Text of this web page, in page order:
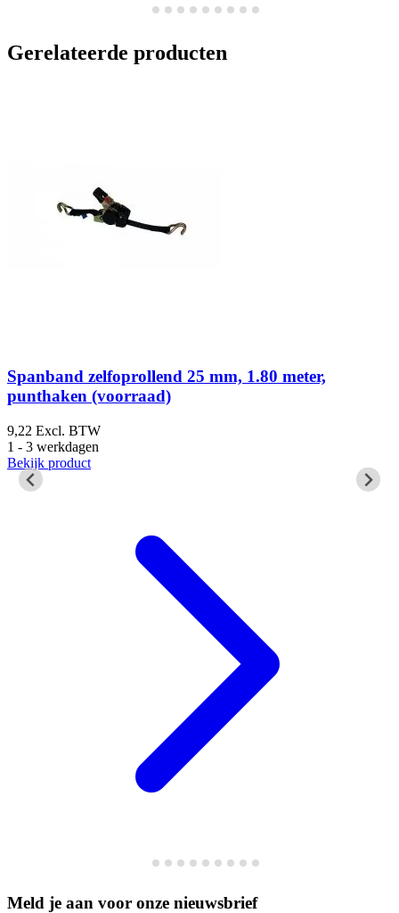
Gerelateerde producten
Spanband zelfoprollend 25 mm, 1.80 meter,
punthaken (voorraad)
9,22 Excl. BTW
1 - 3 werkdagen
Bekijk product
Meld je aan voor onze nieuwsbrief